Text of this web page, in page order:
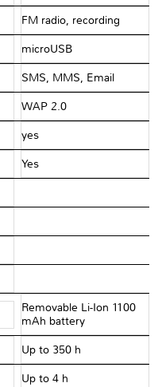
FM radio, recording
microUSB
SMS, MMS, Email
WAP 2.0
yes
Yes
Removable Li-Ion 1100
mAh battery
Up to 350 h
Up to 4 h